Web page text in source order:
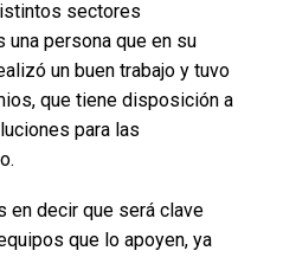
sectores
una persona que en su
un buen trabajo y tuvo
que tiene disposición a
para las
en decir que será clave
que lo apoyen, ya